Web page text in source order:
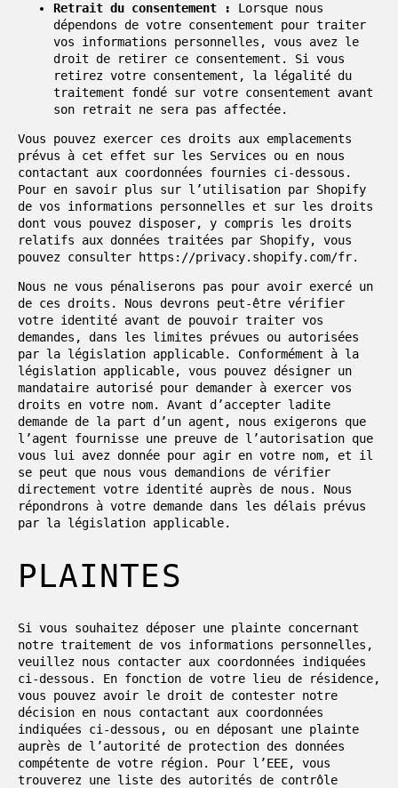
Retrait du consentement :
Lorsque nous
dépendons de votre consentement pour traiter
vos informations personnelles, vous avez le
droit de retirer ce consentement. Si vous
retirez votre consentement, la légalité du
traitement fondé sur votre consentement avant
son retrait ne sera pas affectée.
Vous pouvez exercer ces droits aux emplacements
prévus à cet effet sur les Services ou en nous
contactant aux coordonnées fournies ci-dessous.
Pour en savoir plus sur l’utilisation par Shopify
de vos informations personnelles et sur les droits
dont vous pouvez disposer, y compris les droits
relatifs aux données traitées par Shopify, vous
pouvez consulter https://privacy.shopify.com/fr.
Nous ne vous pénaliserons pas pour avoir exercé un
de ces droits. Nous devrons peut-être vérifier
votre identité avant de pouvoir traiter vos
demandes, dans les limites prévues ou autorisées
par la législation applicable. Conformément à la
législation applicable, vous pouvez désigner un
mandataire autorisé pour demander à exercer vos
droits en votre nom. Avant d’accepter ladite
demande de la part d’un agent, nous exigerons que
l’agent fournisse une preuve de l’autorisation que
vous lui avez donnée pour agir en votre nom, et il
se peut que nous vous demandions de vérifier
directement votre identité auprès de nous. Nous
répondrons à votre demande dans les délais prévus
par la législation applicable.
PLAINTES
Si vous souhaitez déposer une plainte concernant
notre traitement de vos informations personnelles,
veuillez nous contacter aux coordonnées indiquées
ci-dessous. En fonction de votre lieu de résidence,
vous pouvez avoir le droit de contester notre
décision en nous contactant aux coordonnées
indiquées ci-dessous, ou en déposant une plainte
auprès de l’autorité de protection des données
compétente de votre région. Pour l’EEE, vous
trouverez une liste des autorités de contrôle